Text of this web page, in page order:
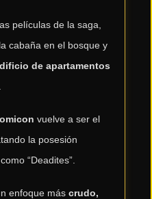
películas de la saga,
cabaña en el bosque y
de apartamentos
vuelve a ser el
la posesión
“Deadites”.
enfoque más crudo,